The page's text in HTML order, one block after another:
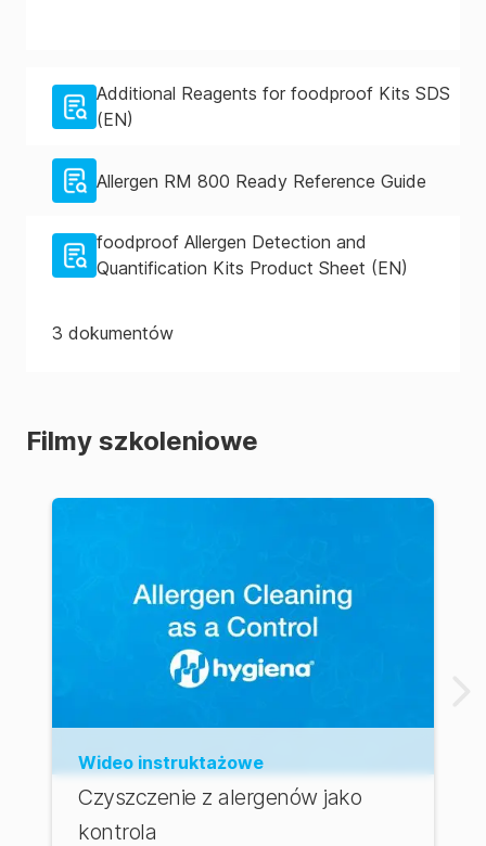
Additional Reagents for foodproof Kits SDS
(EN)
Allergen RM 800 Ready Reference Guide
foodproof Allergen Detection and
Quantification Kits Product Sheet (EN)
3 dokumentów
Filmy szkoleniowe
Wideo instruktażowe
Czyszczenie z alergenów jako
kontrola